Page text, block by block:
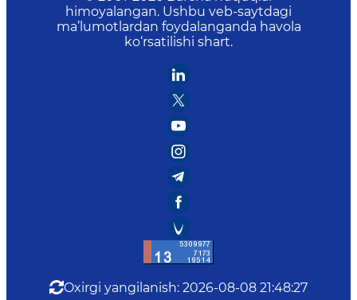
himoyalangan. Ushbu veb-saytdagi
ma’lumotlardan foydalanganda havola
ko‘rsatilishi shart.
Oxirgi yangilanish: 2026-08-08 21:48:27